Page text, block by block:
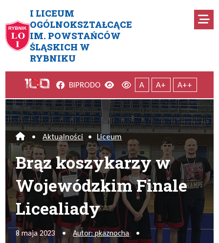
I LICEUM
OGÓLNOKSZTAŁCĄCE
IM. POWSTAŃCÓW
ŚLĄSKICH W
RYBNIKU
Brąz koszykarzy w
Facebook
BIPRODO Wersja kontrastowa
Wersja domyślna
A A+ A++
Home
• Aktualności • Liceum
Brąz koszykarzy w
Wojewódzkim Finale
Licealiady
8 maja 2023 • Autor: pkaznocha •